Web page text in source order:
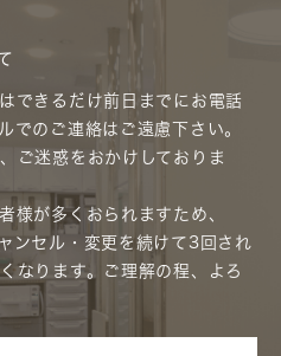
できるだけ前日までにお電話
でのご連絡はご遠慮下さい。
ご迷惑をおかけしておりま
様が多くおられますため、
ンセル・変更を続けて3回され
なります。ご理解の程、よろ